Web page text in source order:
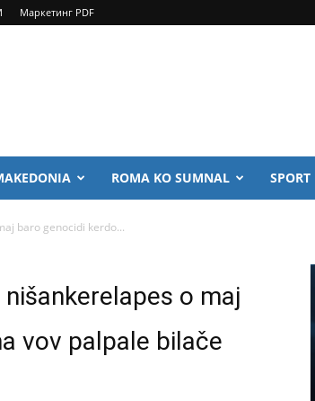
Маркетинг PDF
ROMA KO SUMNAL SPORT
baro genocidi kerdo...
o maj
vov palpale bilače